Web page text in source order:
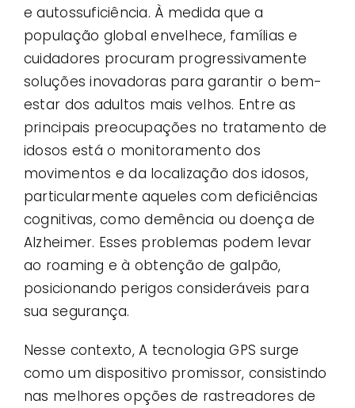
e autossuficiência. À medida que a
população global envelhece, famílias e
cuidadores procuram progressivamente
soluções inovadoras para garantir o bem-
estar dos adultos mais velhos. Entre as
principais preocupações no tratamento de
idosos está o monitoramento dos
movimentos e da localização dos idosos,
particularmente aqueles com deficiências
cognitivas, como demência ou doença de
Alzheimer. Esses problemas podem levar
ao roaming e à obtenção de galpão,
posicionando perigos consideráveis ​​para
sua segurança.
Nesse contexto, A tecnologia GPS surge
como um dispositivo promissor, consistindo
nas melhores opções de rastreadores de